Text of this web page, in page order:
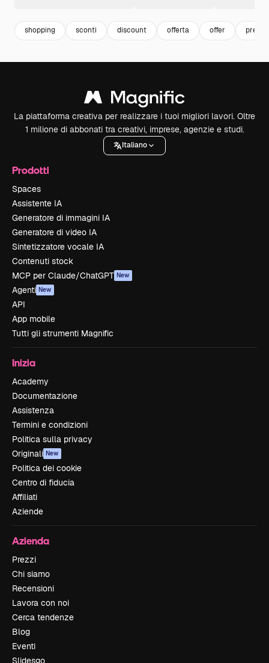
shopping sconti discount offerta offer prezzo
La piattaforma creativa per realizzare i tuoi migliori lavori. Oltre
1 milione di abbonati tra creativi, imprese, agenzie e studi.
Italiano
Prodotti
Spaces
Assistente IA
Generatore di immagini IA
Generatore di video IA
Sintetizzatore vocale IA
Contenuti stock
MCP per Claude/ChatGPT New
Agenti New
API
App mobile
Tutti gli strumenti Magnific
Inizia
Academy
Documentazione
Assistenza
Termini e condizioni
Politica sulla privacy
Originali New
Politica dei cookie
Centro di fiducia
Affiliati
Aziende
Azienda
Prezzi
Chi siamo
Recensioni
Lavora con noi
Cerca tendenze
Blog
Eventi
Slidesgo